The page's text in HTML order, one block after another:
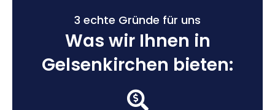
3 echte Gründe für uns
Was wir Ihnen in
Gelsenkirchen bieten: